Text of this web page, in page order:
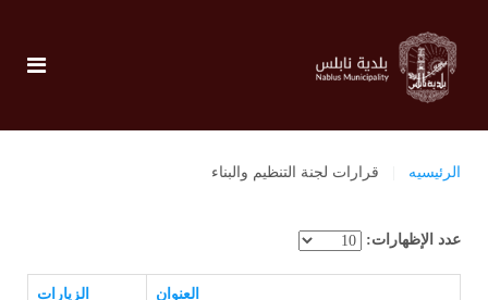
الرئيسيه قرارات لجنة التنظيم والبناء
عدد الإظهارات:
العنوان الزيارات